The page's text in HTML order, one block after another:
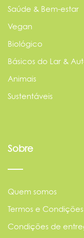
Saúde & Bem-estar
Vegan
Biológico
Básicos do Lar &
Animais
Sustentáveis
Sobre
Quem somos
Termos e Condições
Condições de